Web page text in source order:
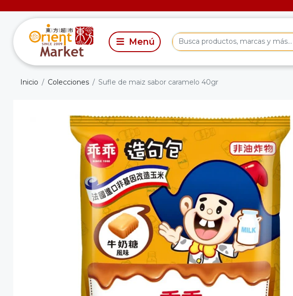
Inicio Colecciones Sufle de maiz sabor caramelo 40gr